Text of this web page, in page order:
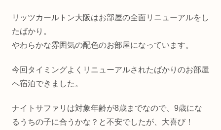
リッツカールトン大阪はお部屋の全面リニューアルをし
たばかり。
やわらかな雰囲気の配色のお部屋になっています。
今回タイミングよくリニューアルされたばかりのお部屋
へ宿泊できました。
ナイトサファリは対象年齢が8歳までなので、9歳にな
るうちの子に合うかな？と不安でしたが、大喜び！